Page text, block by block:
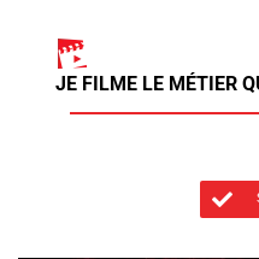
JE FILME LE MÉTIER